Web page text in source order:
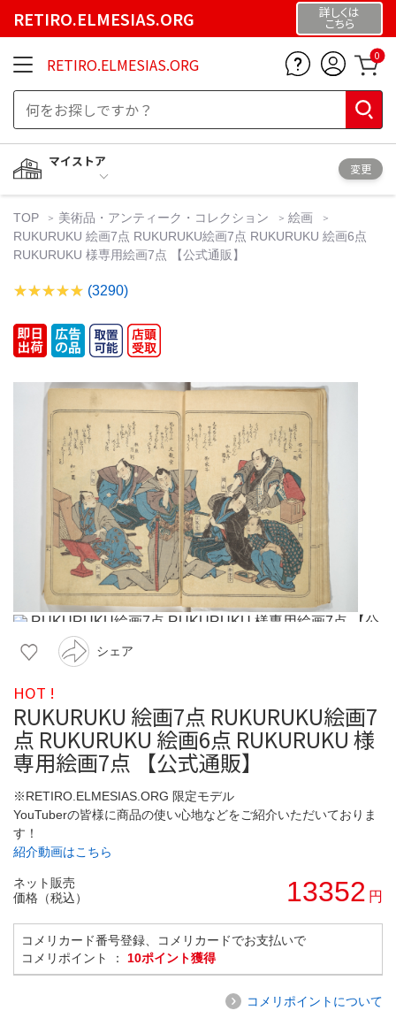
RETIRO.ELMESIAS.ORG 詳しくは
こちら
RETIRO.ELMESIAS.ORG 0
マイストア
変更
TOP 美術品・アンティーク・コレクション
絵画
RUKURUKU 絵画7点 RUKURUKU絵画7点 RUKURUKU 絵画6点
RUKURUKU 様専用絵画7点 【公式通販】
(3290)
シェア
HOT !
RUKURUKU 絵画7点 RUKURUKU絵画7
点 RUKURUKU 絵画6点 RUKURUKU 様
専用絵画7点 【公式通販】
※RETIRO.ELMESIAS.ORG 限定モデル
YouTuberの皆様に商品の使い心地などをご紹介いただいておりま
す！
紹介動画はこちら
ネット販売
価格（税込）
13352 円
コメリカード番号登録、コメリカードでお支払いで
コメリポイント ： 10ポイント獲得
コメリポイントについて